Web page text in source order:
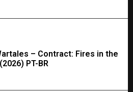
– Contract: Fires in the
PT-BR